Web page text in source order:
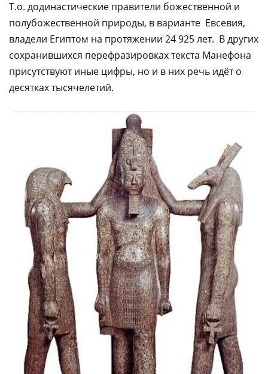
Т.о. додинастические правители божественной и
полубожественной природы, в варианте Евсевия,
владели Египтом на протяжении 24 925 лет. В других
сохранившихся перефразировках текста Манефона
присутствуют иные цифры, но и в них речь идёт о
десятках тысячелетий.